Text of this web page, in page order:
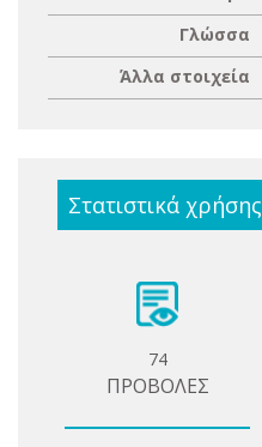
Γλώσσα
Άλλα στοιχεία
Στατιστικά χρήσης
74
ΠΡΟΒΟΛΕΣ